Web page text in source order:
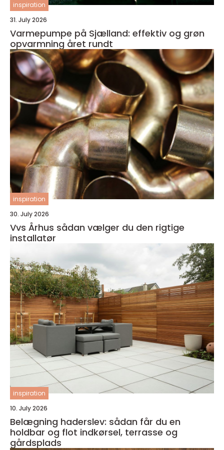
inspiration
31. July 2026
Varmepumpe på Sjælland: effektiv og grøn
opvarmning året rundt
inspiration
30. July 2026
Vvs Århus sådan vælger du den rigtige
installatør
inspiration
10. July 2026
Belægning haderslev: sådan får du en
holdbar og flot indkørsel, terrasse og
gårdsplads